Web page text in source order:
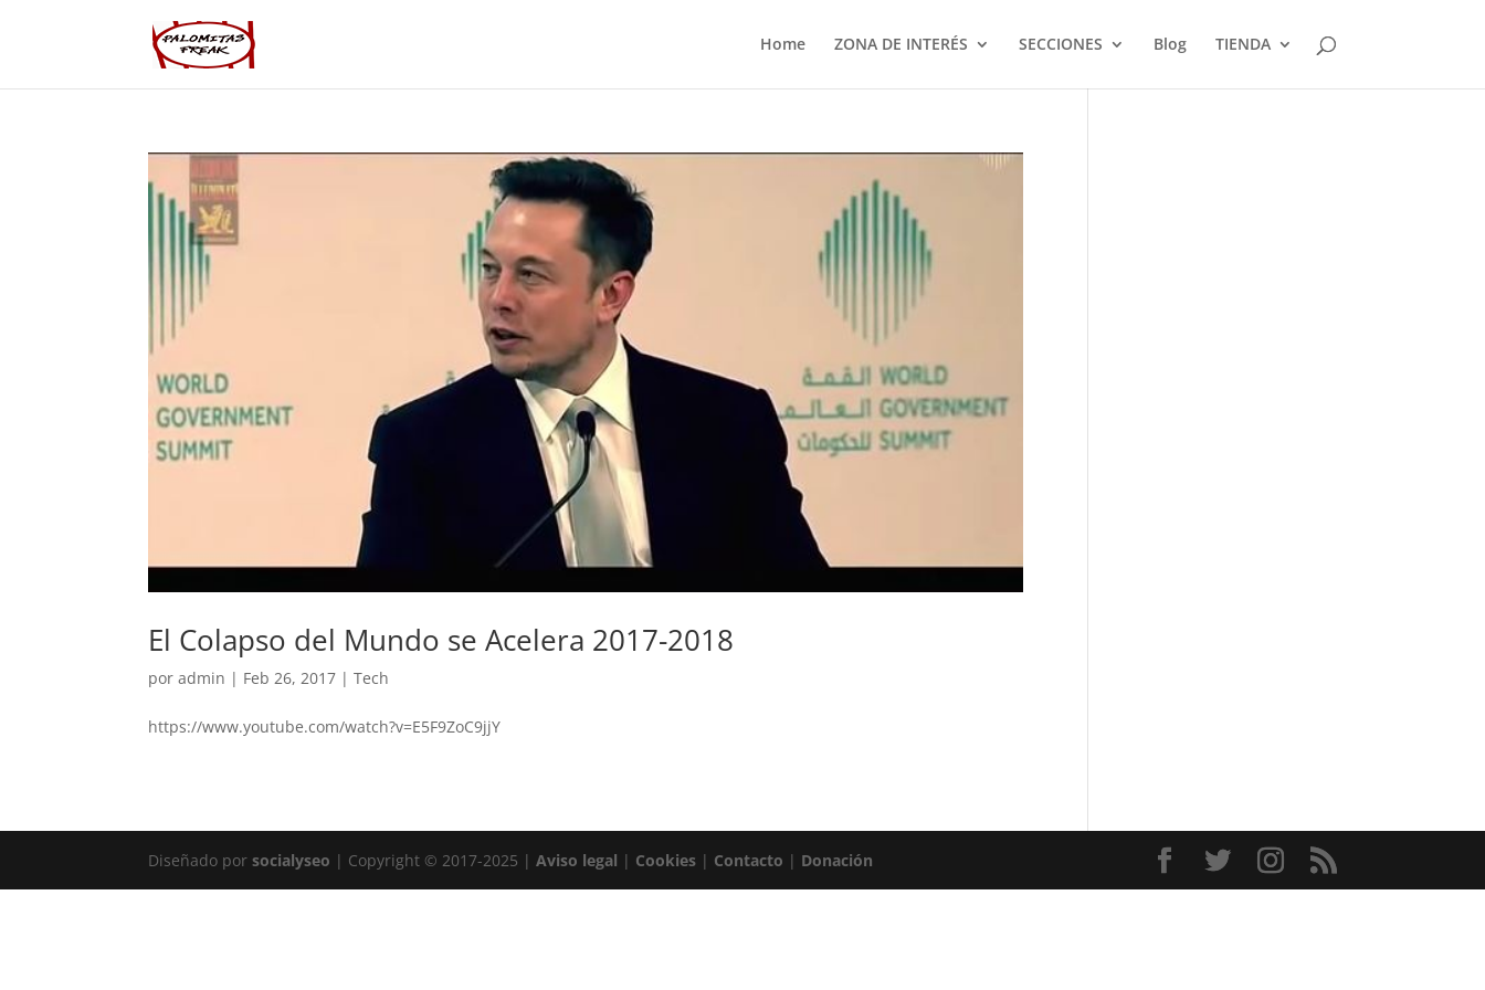
Home ZONA DE INTERÉS SECCIONES Blog TIENDA
El Colapso del Mundo se Acelera 2017-2018
poradmin | Feb 26, 2017 |Tech
https://www.youtube.com/watch?v=E5F9ZoC9jjY
Diseñado porsocialyseo | Copyright © 2017-2025 |Aviso legal | Cookies | Contacto | Donación